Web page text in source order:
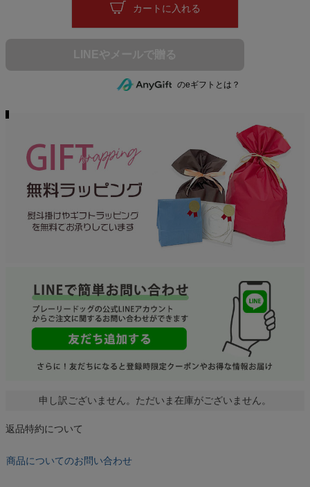
カートに入れる
のeギフトとは？
申し訳ございません。ただいま在庫がございません。
返品特約について
商品についてのお問い合わせ